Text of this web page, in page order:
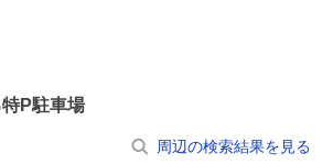
P駐車場
周辺の検索結果を見る